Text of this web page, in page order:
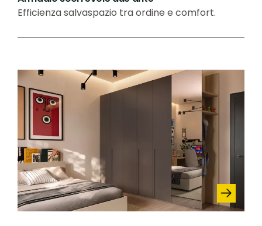
Efficienza salvaspazio tra ordine e comfort.